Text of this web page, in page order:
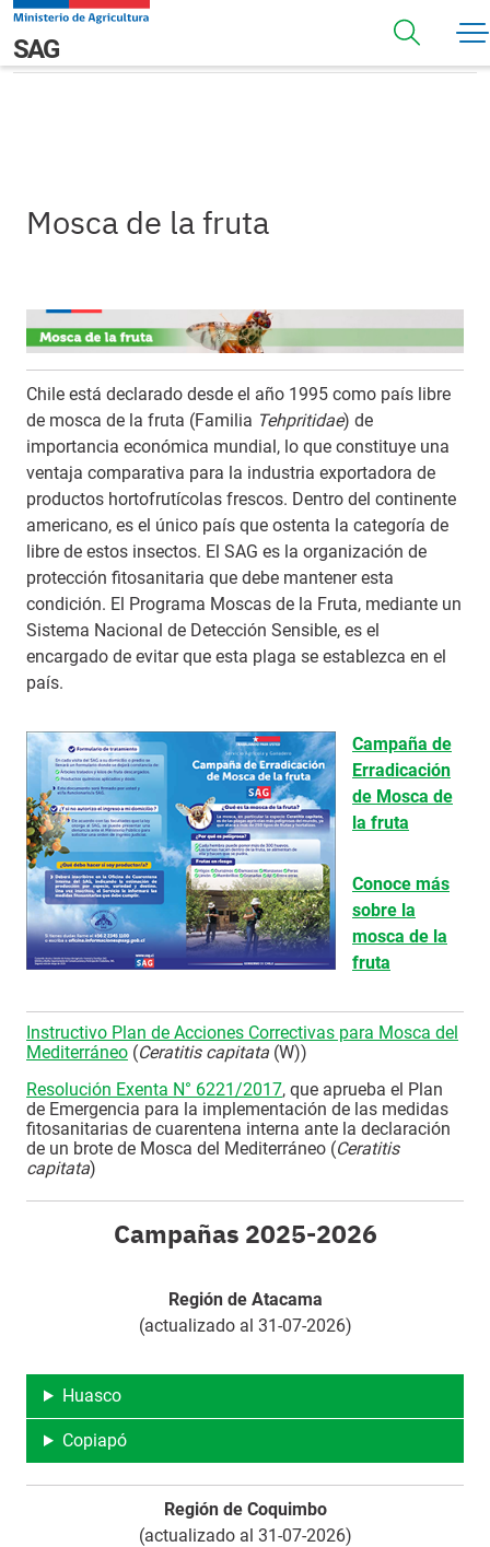
Pasar al contenido principal
Navegación principal
SAG
Mosca de la fruta
Mosca de la fruta
Chile está declarado desde el año 1995 como país libre
de mosca de la fruta (Familia Tehpritidae) de
importancia económica mundial, lo que constituye una
ventaja comparativa para la industria exportadora de
productos hortofrutícolas frescos. Dentro del continente
americano, es el único país que ostenta la categoría de
libre de estos insectos. El SAG es la organización de
protección fitosanitaria que debe mantener esta
condición. El Programa Moscas de la Fruta, mediante un
Sistema Nacional de Detección Sensible, es el
encargado de evitar que esta plaga se establezca en el
país.
Campaña de
Erradicación
de Mosca de
la fruta
Conoce más
sobre la
mosca de la
fruta
Instructivo Plan de Acciones Correctivas para Mosca del
Mediterráneo (Ceratitis capitata (W))
Resolución Exenta N° 6221/2017, que aprueba el Plan
de Emergencia para la implementación de las medidas
fitosanitarias de cuarentena interna ante la declaración
de un brote de Mosca del Mediterráneo (Ceratitis
capitata)
Campañas 2025-2026
Región de Atacama
(actualizado al 31-07-2026)
Huasco
Copiapó
Región de Coquimbo
(actualizado al 31-07-2026)